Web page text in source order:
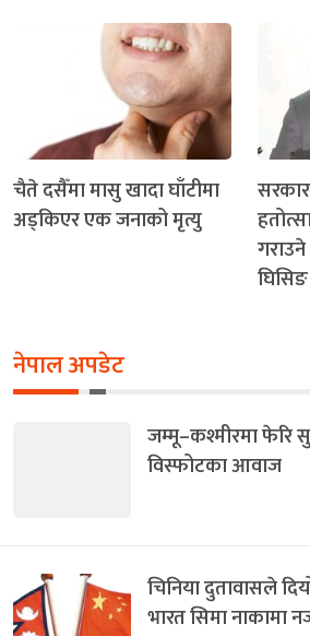
चैते दसैँमा मासु खादा घाँटीमा
अड्किएर एक जनाको मृत्यु
घिसिङ
नेपाल अपडेट
जम्मू–कश्मीरमा फेरि
विस्फोटका आवाज
चिनिया दुतावासले
भारत सिमा नाकामा